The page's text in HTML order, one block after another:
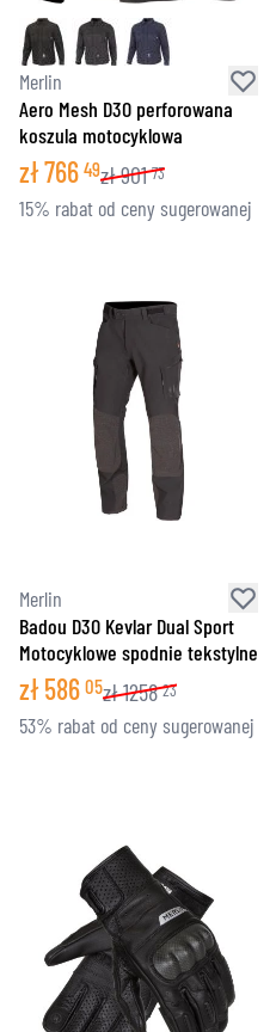
Merlin
Aero Mesh D3O perforowana
koszula motocyklowa
zł766 49zł901 73
15% rabat od ceny sugerowanej
Merlin
Badou D3O Kevlar Dual Sport
Motocyklowe spodnie tekstylne
zł586 05zł1258 23
53% rabat od ceny sugerowanej